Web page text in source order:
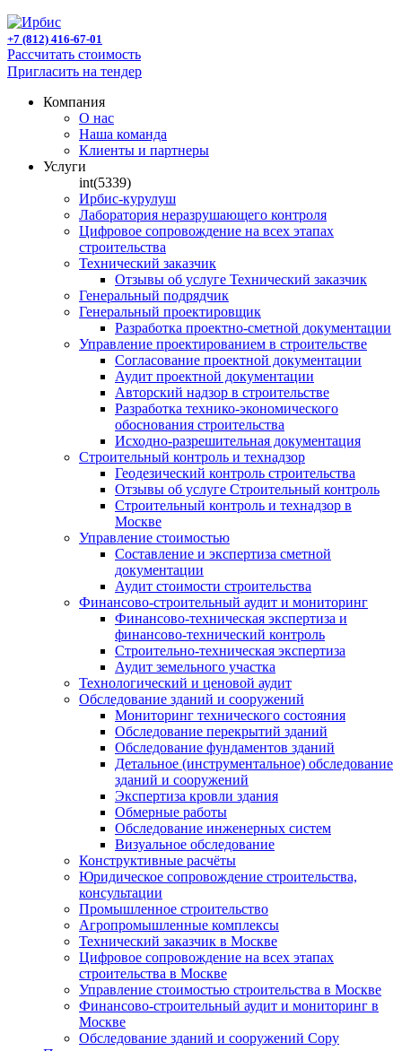
+7 (812) 416-67-01
Рассчитать стоимость
Пригласить на тендер
Компания
О нас
Наша команда
Клиенты и партнеры
Услуги
int(5339)
Ирбис-курулуш
Лаборатория неразрушающего контроля
Цифровое сопровождение на всех этапах
строительства
Технический заказчик
Отзывы об услуге Технический заказчик
Генеральный подрядчик
Генеральный проектировщик
Разработка проектно-сметной документации
Управление проектированием в строительстве
Согласование проектной документации
Аудит проектной документации
Авторский надзор в строительстве
Разработка технико-экономического
обоснования строительства
Исходно-разрешительная документация
Строительный контроль и технадзор
Геодезический контроль строительства
Отзывы об услуге Строительный контроль
Строительный контроль и технадзор в
Москве
Управление стоимостью
Составление и экспертиза сметной
документации
Аудит стоимости строительства
Финансово-строительный аудит и мониторинг
Финансово-техническая экспертиза и
финансово-технический контроль
Строительно-техническая экспертиза
Аудит земельного участка
Технологический и ценовой аудит
Обследование зданий и сооружений
Мониторинг технического состояния
Обследование перекрытий зданий
Обследование фундаментов зданий
Детальное (инструментальное) обследование
зданий и сооружений
Экспертиза кровли здания
Обмерные работы
Обследование инженерных систем
Визуальное обследование
Конструктивные расчёты
Юридическое сопровождение строительства,
консультации
Промышленное строительство
Агропромышленные комплексы
Технический заказчик в Москве
Цифровое сопровождение на всех этапах
строительства в Москве
Управление стоимостью строительства в Москве
Финансово-строительный аудит и мониторинг в
Москве
Обследование зданий и сооружений Copy